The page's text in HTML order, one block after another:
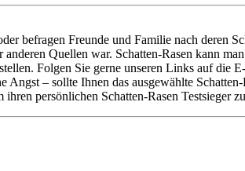
befragen Freunde und Familie nach deren
Quellen war. Schatten-Rasen kann
Folgen Sie gerne unseren Links auf die
– sollte Ihnen das ausgewählte
persönlichen Schatten-Rasen Testsieger